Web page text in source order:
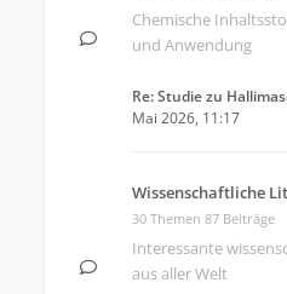
Chemische
und Anwendung
Re: Studie zu
Mai 2026, 11:17
Wissenschaftliche
30 Themen 87 Beiträge
Interessante
aus aller Welt